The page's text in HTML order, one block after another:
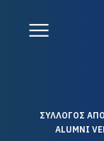
ΣΥΛΛΟΓΟΣ
ALUMNI